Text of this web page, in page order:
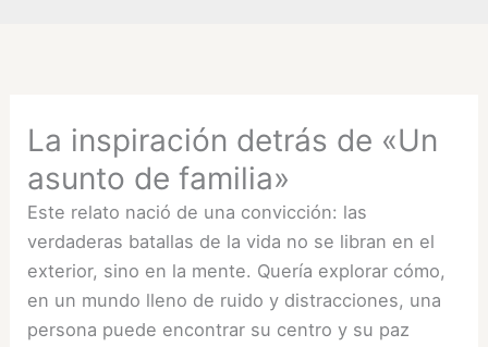
La inspiración detrás de «Un
asunto de familia»
Este relato nació de una convicción: las
verdaderas batallas de la vida no se libran en el
exterior, sino en la mente. Quería explorar cómo,
en un mundo lleno de ruido y distracciones, una
persona puede encontrar su centro y su paz